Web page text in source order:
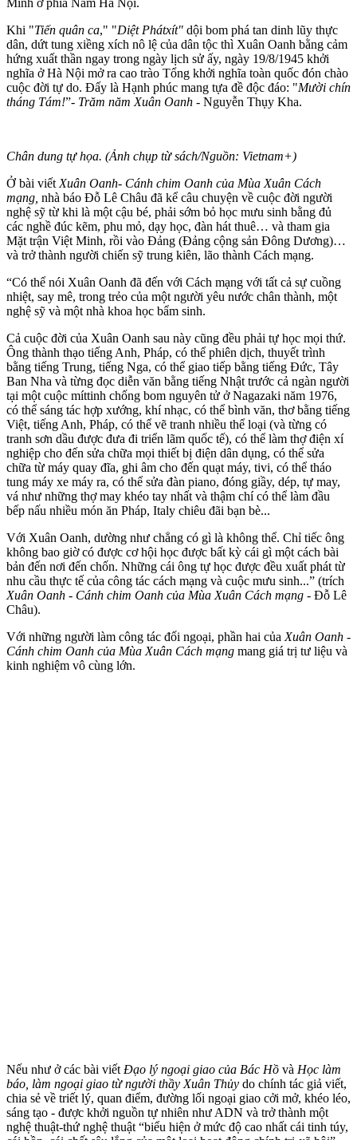
Khi "Tiến quân ca," "Diệt Phátxít" dội bom phá tan dinh lũy thực
dân, dứt tung xiềng xích n‌ô l‌ệ của dân tộc thì Xuân Oanh bằng cảm
hứng xuất thần ngay trong ngày lịch sử ấy, ngày 19/8/1945 khởi
nghĩa ở Hà Nội mở ra cao trào Tổng khởi nghĩa toàn quốc đón chào
cuộc đời tự do. Đấy là Hạnh phúc mang tựa đề độc đáo: "Mười chín
tháng Tám!”- Trăm năm Xuân Oanh - Nguyễn Thụy Kha.
Chân dung tự họa. (Ảnh chụp từ sách/Nguồn: Vietnam+)
Ở bài viết Xuân Oanh- Cánh chim Oanh của Mùa Xuân Cách
mạng, nhà báo Đỗ Lê Châu đã kể câu chuyện về cuộc đời người
nghệ sỹ từ khi là một cậu bé, phải sớm bỏ học mưu sinh bằng đủ
các nghề đúc kẽm, phu mỏ, dạy học, đàn hát thuê… và tham gia
Mặt trận Việt Minh, rồi vào Đảng (Đảng cộn‌g sả‌n Đông Dương)…
và trở thành người chiến sỹ trung kiên, lão thành Cách mạng.
“Có thể nói Xuân Oanh đã đến với Cách mạng với tất cả sự cuồng
nhiệt, say mê, trong trẻo của một người yêu nước chân thành, một
nghệ sỹ và một nhà khoa học bẩm sinh.
Cả cuộc đời của Xuân Oanh sau này cũng đều phải tự học mọi thứ.
Ông thành thạo tiếng Anh, Pháp, có thể phiên dịch, thuyết trình
bằng tiếng Trung, tiếng Nga, có thể giao tiếp bằng tiếng Đức, Tây
Ban Nha và từng đọc diễn văn bằng tiếng Nhật trước cả ngàn người
tại một cuộc míttinh chống bom nguyên tử ở Nagazaki năm 1976,
có thể sáng tác hợp xướng, khí nhạc, có thể bình văn, thơ bằng tiếng
Việt, tiếng Anh, Pháp, có thể vẽ tranh nhiều thể loại (và từng có
tranh sơn dầu được đưa đi triển lãm quốc tế), có thể làm thợ điện xí
nghiệp cho đến sửa chữa mọi thiết bị điện dân dụng, có thể sửa
chữa từ máy quay đĩa, ghi âm cho đến quạt máy, tivi, có thể tháo
tung máy xe máy ra, có thể sửa đàn piano, đóng giầy, dép, tự may,
vá như những thợ may khéo tay nhất và thậm chí có thể làm đầu
bếp nấu nhiều món ăn Pháp, Italy chiêu đãi bạn bè...
Với Xuân Oanh, dường như chẳng có gì là không thể. Chỉ tiếc ông
không bao giờ có được cơ hội học được bất kỳ cái gì một cách bài
bản đến nơi đến chốn. Những cái ông tự học được đều xuất phát từ
nhu cầu thực tế của công tác cách mạng và cuộc mưu sinh...” (trích
Xuân Oanh - Cánh chim Oanh của Mùa Xuân Cách mạng - Đỗ Lê
Châu).
Với những người làm công tác đối ngoại, phần hai của Xuân Oanh -
Cánh chim Oanh của Mùa Xuân Cách mạng mang giá trị tư liệu và
kinh nghiệm vô cùng lớn.
Nếu như ở các bài viết Đạo lý ngoại giao của Bác Hồ và Học làm
báo, làm ngoại giao từ người thầy Xuân Thủy do chính tác giả viết,
chia sẻ về triết lý, quan điểm, đường lối ngoại giao cởi mở, khéo léo,
sáng tạo - được khởi nguồn tự nhiên như ADN và trở thành một
nghệ thuật-thứ nghệ thuật “biểu hiện ở mức độ cao nhất cái tinh túy,